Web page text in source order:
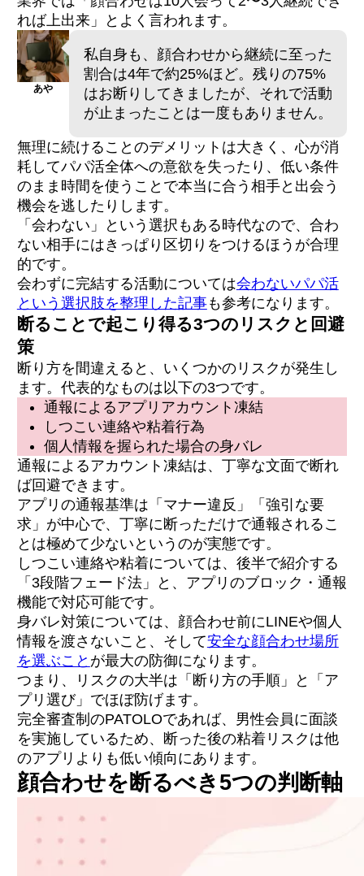
れば上出来」とよく言われます。
あや
私自身も、顔合わせから継続に至った
割合は4年で約25%ほど。残りの75%
はお断りしてきましたが、それで活動
が止まったことは一度もありません。
無理に続けることのデメリットは大きく、心が消
耗してパパ活全体への意欲を失ったり、低い条件
のまま時間を使うことで本当に合う相手と出会う
機会を逃したりします。
「会わない」という選択もある時代なので、合わ
ない相手にはきっぱり区切りをつけるほうが合理
的です。
会わずに完結する活動については会わないパパ活
という選択肢を整理した記事も参考になります。
断ることで起こり得る3つのリスクと回避
策
断り方を間違えると、いくつかのリスクが発生し
ます。代表的なものは以下の3つです。
通報によるアプリアカウント凍結
しつこい連絡や粘着行為
個人情報を握られた場合の身バレ
通報によるアカウント凍結は、丁寧な文面で断れ
ば回避できます。
アプリの通報基準は「マナー違反」「強引な要
求」が中心で、丁寧に断っただけで通報されるこ
とは極めて少ないというのが実態です。
しつこい連絡や粘着については、後半で紹介する
「3段階フェード法」と、アプリのブロック・通報
機能で対応可能です。
身バレ対策については、顔合わせ前にLINEや個人
情報を渡さないこと、そして安全な顔合わせ場所
を選ぶこと が最大の防御になります。
つまり、リスクの大半は「断り方の手順」と「ア
プリ選び」でほぼ防げます。
完全審査制のPATOLOであれば、男性会員に面談
を実施しているため、断った後の粘着リスクは他
のアプリよりも低い傾向にあります。
顔合わせを断るべき5つの判断軸